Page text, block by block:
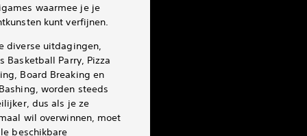
waarmee je je
kunt verfijnen.
diverse uitdagingen,
Basketball Parry, Pizza
Board Breaking en
worden steeds
dus als je ze
wil overwinnen, moet
beschikbare